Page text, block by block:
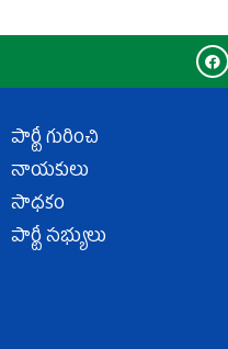
పార్టీ గురించి
నాయకులు
సాధకం
పార్టీ సభ్యులు